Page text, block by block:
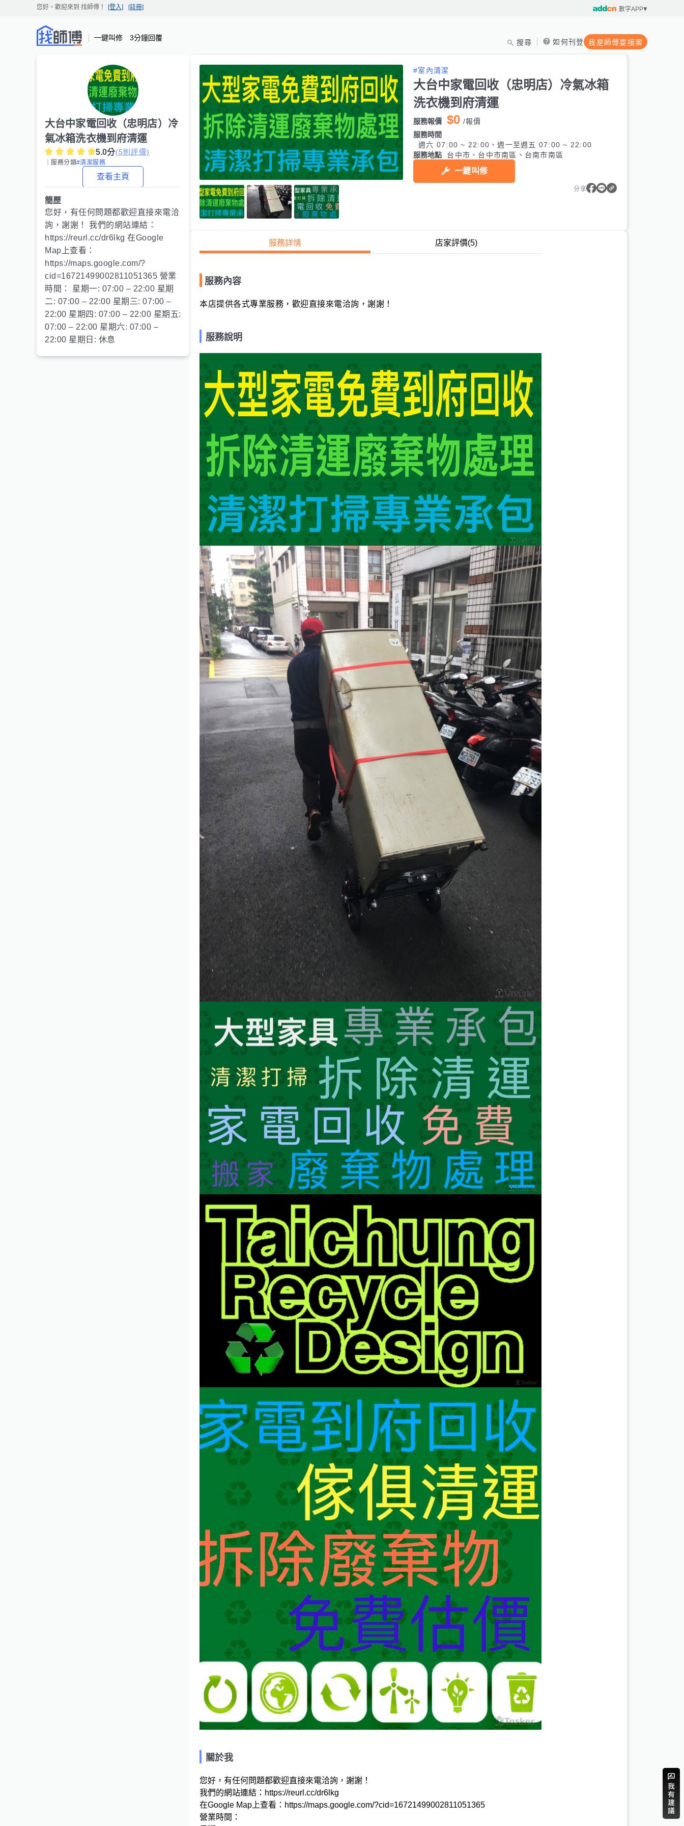
您好，歡迎來到 找師傅 ！ [登入] [註冊] 數字APP
一鍵叫修 3分鐘回覆
搜尋 如何刊登 我是師傅要接案
大台中家電回收（忠明店）冷
氣冰箱洗衣機到府清運
5.0分(5則評價)
｜服務分類#清潔服務
查看主頁
簡歷
您好，有任何問題都歡迎直接來電洽
詢，謝謝！ 我們的網站連結：
https://reurl.cc/dr6lkg 在Google
Map上查看：
https://maps.google.com/?
cid=16721499002811051365 營業
時間： 星期一: 07:00 – 22:00 星期
二: 07:00 – 22:00 星期三: 07:00 –
22:00 星期四: 07:00 – 22:00 星期五:
07:00 – 22:00 星期六: 07:00 –
22:00 星期日: 休息
#室內清潔
大台中家電回收（忠明店）冷氣冰箱
洗衣機到府清運
服務報價 $0 /報價
服務時間
週六 07:00 ~ 22:00、週一至週五 07:00 ~ 22:00
服務地點
台中市、台中市南區、台南市南區
一鍵叫修
分享
服務詳情 店家評價(5)
服務內容
本店提供各式專業服務，歡迎直接來電洽詢，謝謝！
服務說明
關於我
您好，有任何問題都歡迎直接來電洽詢，謝謝！
我們的網站連結：https://reurl.cc/dr6lkg
在Google Map上查看：https://maps.google.com/?cid=16721499002811051365
營業時間：